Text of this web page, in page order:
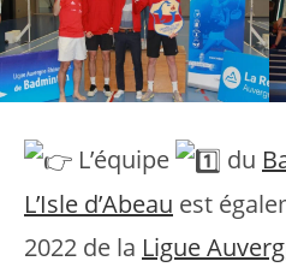
L’équipe du
L’Isle d’Abeau est
2022 de la Ligue